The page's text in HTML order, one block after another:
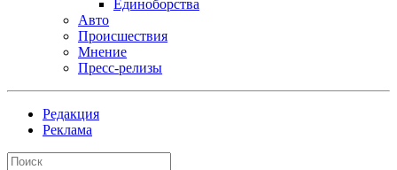
Единоборства
Авто
Происшествия
Мнение
Пресс-релизы
Редакция
Реклама